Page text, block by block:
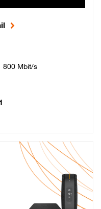
800 Mbit/s
€ par mois, Engagement 12 mois